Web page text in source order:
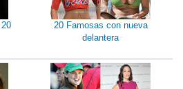
20 Famosas con nueva
delantera